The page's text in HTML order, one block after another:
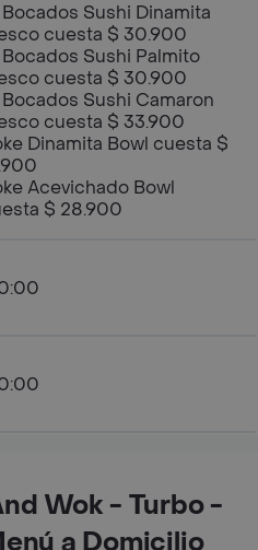
Bocados Sushi Dinamita
cuesta $ 30.900
Bocados Sushi Palmito
cuesta $ 30.900
Bocados Sushi Camaron
cuesta $ 33.900
Dinamita Bowl cuesta $
Acevichado Bowl
$ 28.900
Wok - Turbo -
a Domicilio